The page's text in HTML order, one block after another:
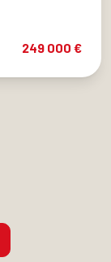
249 000 €